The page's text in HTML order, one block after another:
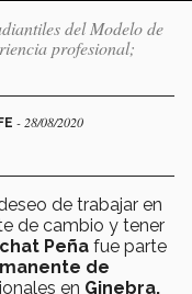
del Modelo de
profesional;
- 28/08/2020
de trabajar en
de cambio y tener
Peña fue parte
de
en Ginebra.